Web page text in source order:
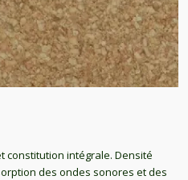
constitution intégrale. Densité
des ondes sonores et des